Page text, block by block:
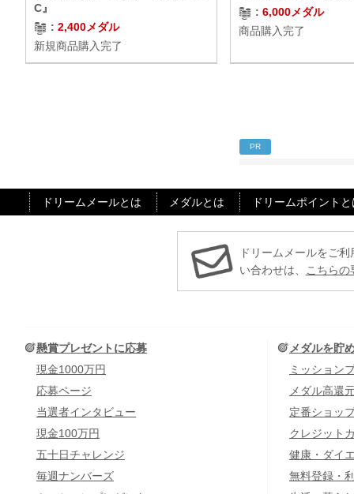
C』
2,400メダル
新規商品購入完了
6,000メダル
商品購入完了
PR
ドリームメールとは メダルとは ドリームポイント
ドリームメールをご
い合わせは、
こちらの
懸賞プレゼントに応募
現金1000万円
応募ページ
当選者インタビュー
現金100万円
五十日チャレンジ
毎週ナンバーズ
メダルを貯
ミッション
メダル高還
定番ショッ
クレジット
健康・ダイ
無料登録・